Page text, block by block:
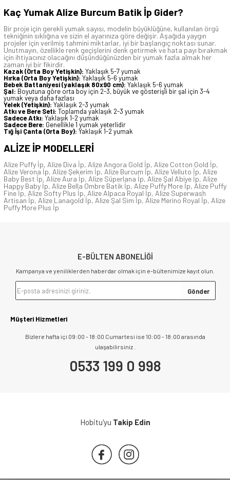
Kaç Yumak Alize Burcum Batik İp Gider?
Bir proje için gerekli yumak sayısı, modelin büyüklüğüne, kullanılan örgü
tekniğinin sıklığına ve sizin el ayarınıza göre değişir. Aşağıda yaygın
projeler için verilmiş tahmini miktarlar, iyi bir başlangıç noktası sunar.
Unutmayın, özellikle renk geçişlerini denk getirmek ve hata payı bırakmak
için ihtiyacınız olacağını düşündüğünüzden bir yumak fazla almak her
zaman iyi bir fikirdir.
Kazak (Orta Boy Yetişkin): Yaklaşık 5-7 yumak
Hırka (Orta Boy Yetişkin): Yaklaşık 5-6 yumak
Bebek Battaniyesi (yaklaşık 80x90 cm): Yaklaşık 5-6 yumak
Şal: Boyutuna göre orta boy için 2-3, büyük ve gösterişli bir şal için 3-4
yumak veya daha fazlası
Yelek (Yetişkin): Yaklaşık 2-3 yumak
Atkı ve Bere Seti: Toplamda yaklaşık 2-3 yumak
Sadece Atkı: Yaklaşık 1-2 yumak
Sadece Bere: Genellikle 1 yumak yeterlidir
Tığ İşi Çanta (Orta Boy): Yaklaşık 1-2 yumak
ALİZE İP MODELLERİ
Alize Puffy İp, Alize Diva İp, Alize Angora Gold İp, Alize Cotton Gold İp,
Alize Verona İp, Alize Şekerim İp, Alize Burcum İp, Alize Velluto İp, Alize
Baby Best İp,Alize Aura İp, Alize Süperlana İp, Alize Şal Abiye İp, Alize
Happy Baby İp, Alize Bella Ombre Batik İp, Alize Puffy More İp, Alize Puffy
Fine İp, Alize Softy Plus İp, Alize Alpaca Royal İp, Alize Superwash
Artisan İp, Alize Lanagold İp, Alize Şal Sim İp, Alize Merino Royal İp, Alize
Puffy More Plus İp
E-BÜLTEN ABONELİĞİ
Kampanya ve yeniliklerden haberdar olmak için e-bültenimize kayıt olun.
Müşteri Hizmetleri
Bizlere hafta içi 09:00 - 18:00 Cumartesi ise 10:00 - 18:00 arasında
ulaşabilirsiniz .
0533 199 0 998
Hobitu'yu Takip Edin